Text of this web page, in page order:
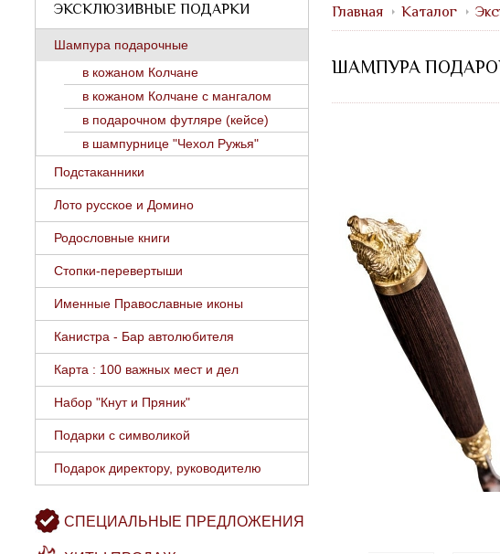
ЭКСКЛЮЗИВНЫЕ ПОДАРКИ
Шампура подарочные
в кожаном Колчане
в кожаном Колчане с мангалом
в подарочном футляре (кейсе)
в шампурнице "Чехол Ружья"
Подстаканники
Лото русское и Домино
Родословные книги
Стопки-перевертыши
Именные Православные иконы
Канистра - Бар автолюбителя
Карта : 100 важных мест и дел
Набор "Кнут и Пряник"
Подарки с символикой
Подарок директору, руководителю
СПЕЦИАЛЬНЫЕ ПРЕДЛОЖЕНИЯ
Главная Каталог
ШАМПУРА